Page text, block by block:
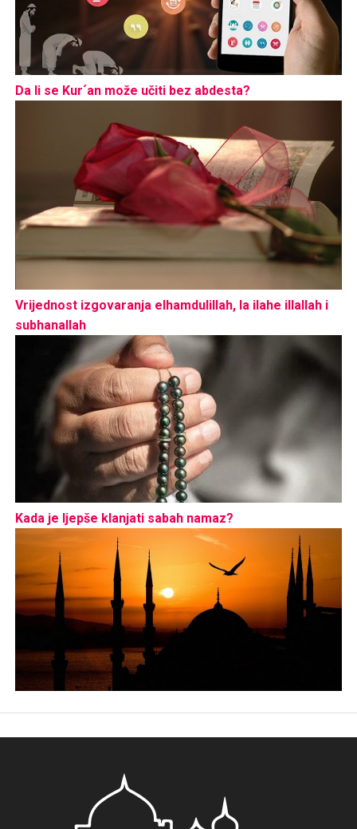
Da li se Kur´an može učiti bez abdesta?
Vrijednost izgovaranja elhamdulillah, la ilahe illallah i
subhanallah
Kada je ljepše klanjati sabah namaz?